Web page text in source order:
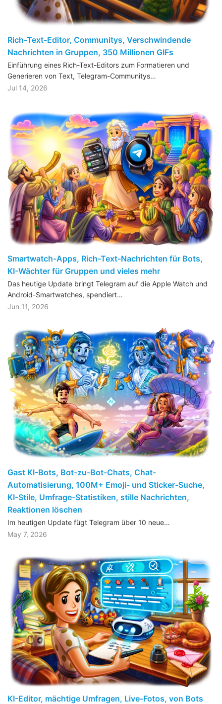
Rich-Text-Editor, Communitys, Verschwindende
Nachrichten in Gruppen, 350 Millionen GIFs
Einführung eines Rich-Text-Editors zum Formatieren und
Generieren von Text, Telegram-Communitys…
Jul 14, 2026
Smartwatch-Apps, Rich-Text-Nachrichten für Bots,
KI-Wächter für Gruppen und vieles mehr
Das heutige Update bringt Telegram auf die Apple Watch und
Android-Smartwatches, spendiert…
Jun 11, 2026
Gast KI-Bots, Bot-zu-Bot-Chats, Chat-
Automatisierung, 100M+ Emoji- und Sticker-Suche,
KI-Stile, Umfrage-Statistiken, stille Nachrichten,
Reaktionen löschen
Im heutigen Update fügt Telegram über 10 neue…
May 7, 2026
KI-Editor, mächtige Umfragen, Live-Fotos, von Bots